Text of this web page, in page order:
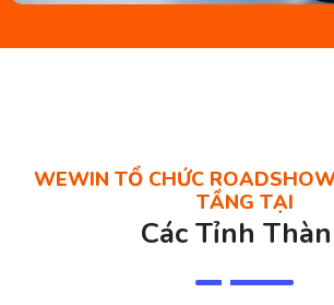
WEWIN TỔ CHỨC
TẦNG TẠI
Các Tỉnh